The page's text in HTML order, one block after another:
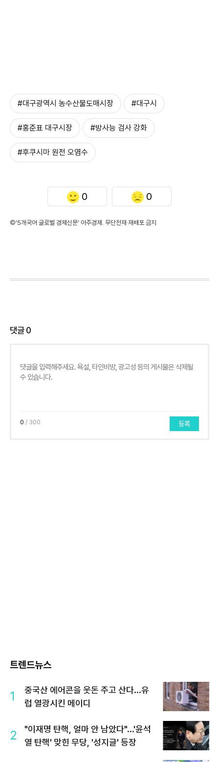
#대구광역시 농수산물도매시장 #대구시
#홍준표 대구시장 #방사능 검사 강화
#후쿠시마 원전 오염수
0 0
©'5개국어 글로벌 경제신문' 아주경제. 무단전재·재배포 금지
댓글0
0 / 300 등록
트렌드뉴스
1
중국산 에어콘을 웃돈 주고 산다...유
럽 열광시킨 메이디
2
"이재명 탄핵, 얼마 안 남았다"...'윤석
열 탄핵' 맞힌 무당, '성지글' 등장